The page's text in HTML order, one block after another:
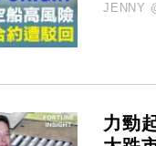
JENNY
力勁